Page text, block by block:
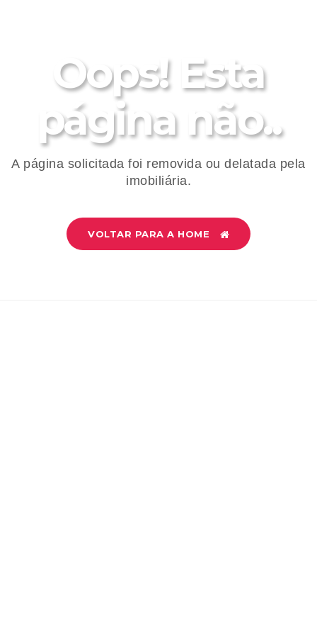
Oops! Esta
página não..
A página solicitada foi removida ou delatada pela
imobiliária.
VOLTAR PARA A HOME